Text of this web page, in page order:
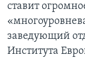
ставит
заведующий
Института